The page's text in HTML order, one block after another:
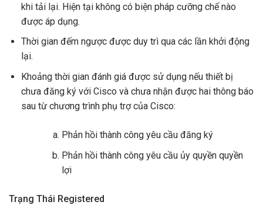
khi tải lại. Hiện tại không có biện pháp cưỡng chế nào
được áp dụng.
Thời gian đếm ngược được duy trì qua các lần khởi động
lại.
Khoảng thời gian đánh giá được sử dụng nếu thiết bị
chưa đăng ký với Cisco và chưa nhận được hai thông báo
sau từ chương trình phụ trợ của Cisco:
Phản hồi thành công yêu cầu đăng ký
Phản hồi thành công yêu cầu ủy quyền quyền
lợi
Trạng Thái Registered